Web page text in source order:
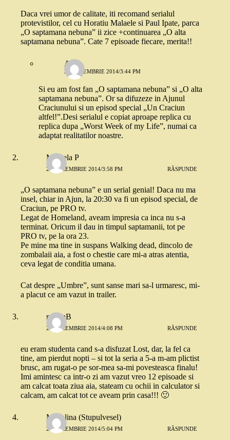
Daca vrei umor de calitate, iti recomand serialul
protevistilor, cel cu Horatiu Malaele si Paul Ipate, parca
„O saptamana nebuna” ii zice +continuarea „O alta
saptamana nebuna”. Cate 7 episoade fiecare, merita!!
Anca
23 DECEMBRIE 2014/3:44 PM
Si eu am fost fan „O saptamana nebuna” si „O alta
saptamana nebuna”. Or sa difuzeze in Ajunul
Craciunului si un episod special „Un Craciun
altfel!”.Desi serialul e copiat aproape replica cu
replica dupa „Worst Week of my Life”, numai ca
adaptat realitatilor noastre.
Mihaela P
23 DECEMBRIE 2014/3:58 PM RĂSPUNDE
„O saptamana nebuna” e un serial genial! Daca nu ma
insel, chiar in Ajun, la 20:30 va fi un episod special, de
Craciun, pe PRO tv.
Legat de Homeland, aveam impresia ca inca nu s-a
terminat. Oricum il dau in timpul saptamanii, tot pe
PRO tv, pe la ora 23.
Pe mine ma tine in suspans Walking dead, dincolo de
zombalaii aia, a fost o chestie care mi-a atras atentia,
ceva legat de conditia umana.
Cat despre „Umbre”, sunt sanse mari sa-l urmaresc, mi-
a placut ce am vazut in trailer.
ralucaB
23 DECEMBRIE 2014/4:08 PM RĂSPUNDE
eu eram studenta cand s-a disfuzat Lost, dar, la fel ca
tine, am pierdut nopti – si tot la seria a 5-a m-am plictist
brusc, am rugat-o pe sor-mea sa-mi povesteasca finalu!
Imi amintesc ca intr-o zi am vazut vreo 12 episoade si
am calcat toata ziua aia, stateam cu ochii in calculator si
calcam, am calcat tot ce aveam prin casa!!! 🙂
Madalina (Stupulvesel)
23 DECEMBRIE 2014/5:04 PM RĂSPUNDE